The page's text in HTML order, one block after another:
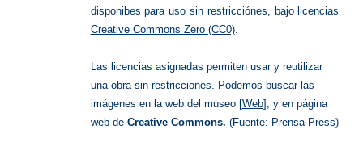
disponibes para uso sin restricciónes, bajo licencias
Creative Commons Zero (CC0).
Las licencias asignadas permiten usar y reutilizar
una obra sin restricciones. Podemos buscar las
imágenes en la web del museo [Web] , y en página
webde Creative Commons. (Fuente: Prensa Press)